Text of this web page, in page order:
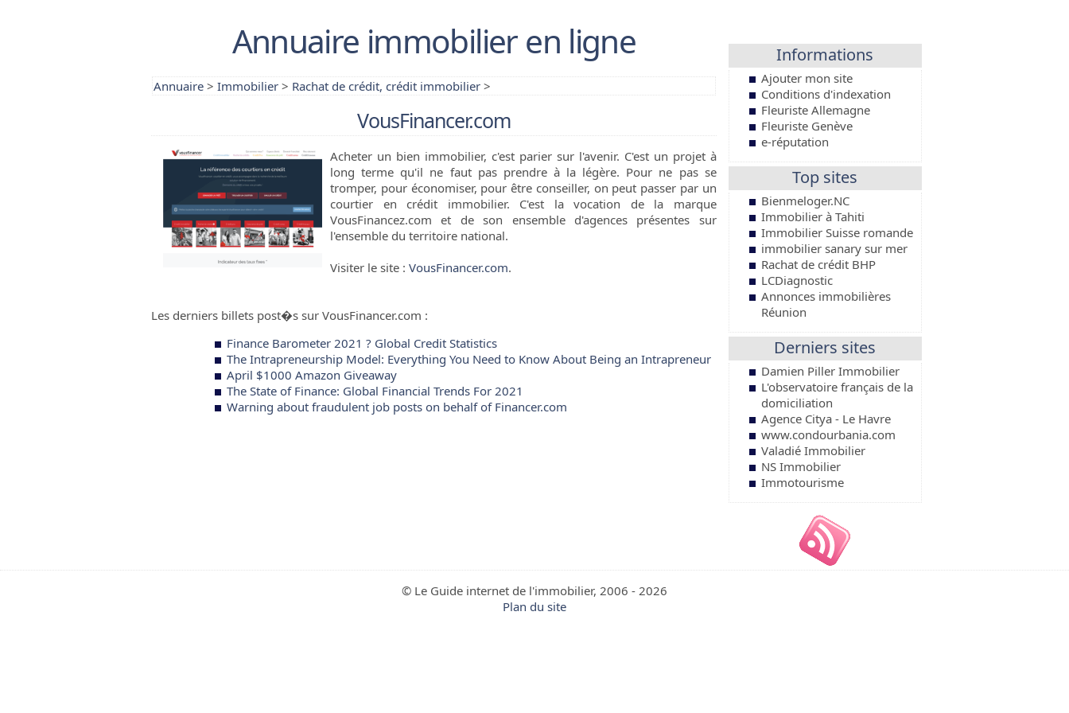
Annuaire immobilier en ligne
Annuaire > Immobilier > Rachat de crédit, crédit immobilier >
VousFinancer.com
Acheter un bien immobilier, c'est parier sur l'avenir. C'est un projet à
long terme qu'il ne faut pas prendre à la légère. Pour ne pas se
tromper, pour économiser, pour être conseiller, on peut passer par un
courtier en crédit immobilier. C'est la vocation de la marque
VousFinancez.com et de son ensemble d'agences présentes sur
l'ensemble du territoire national.
Visiter le site : VousFinancer.com.
Les derniers billets post�s sur VousFinancer.com :
Finance Barometer 2021 ? Global Credit Statistics
The Intrapreneurship Model: Everything You Need to Know About Being an Intrapreneur
April $1000 Amazon Giveaway
The State of Finance: Global Financial Trends For 2021
Warning about fraudulent job posts on behalf of Financer.com
Informations
Ajouter mon site
Conditions d'indexation
Fleuriste Allemagne
Fleuriste Genève
e-réputation
Top sites
Bienmeloger.NC
Immobilier à Tahiti
Immobilier Suisse romande
immobilier sanary sur mer
Rachat de crédit BHP
LCDiagnostic
Annonces immobilières
Réunion
Derniers sites
Damien Piller Immobilier
L'observatoire français de la
domiciliation
Agence Citya - Le Havre
www.condourbania.com
Valadié Immobilier
NS Immobilier
Immotourisme
© Le Guide internet de l'immobilier, 2006 - 2026
Plan du site